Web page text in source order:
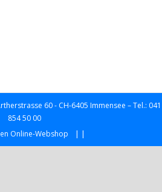
60 - CH-6405 Immensee – Tel.: 041
854 50 00
Online-Webshop
| |